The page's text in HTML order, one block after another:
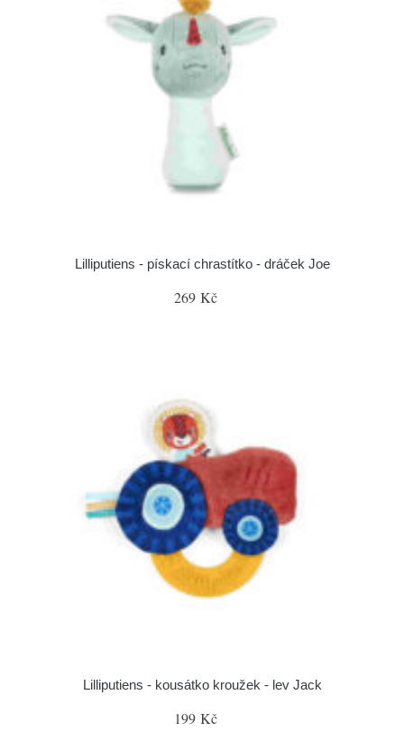
Lilliputiens - pískací chrastítko - dráček Joe
269 Kč
Lilliputiens - kousátko kroužek - lev Jack
199 Kč